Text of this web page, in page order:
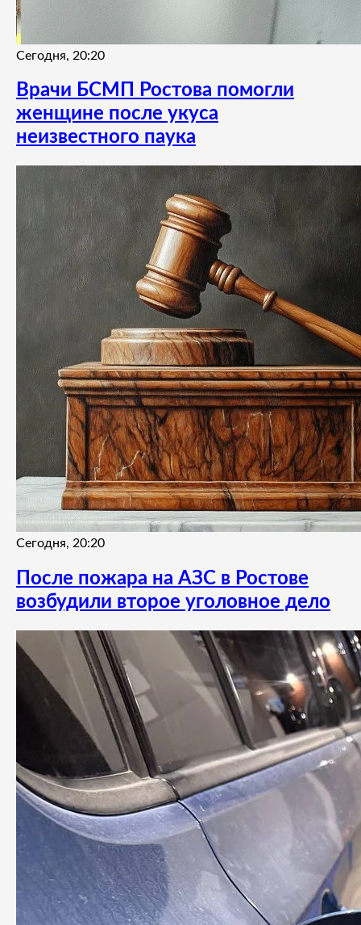
Сегодня, 20:20
Врачи БСМП Ростова помогли
женщине после укуса
неизвестного паука
Сегодня, 20:20
После пожара на АЗС в Ростове
возбудили второе уголовное дело